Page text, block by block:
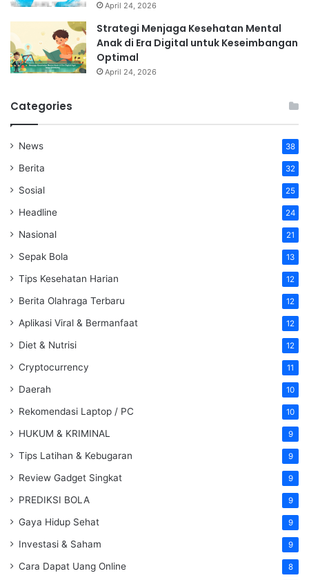
April 24, 2026
Strategi Menjaga Kesehatan Mental
Anak di Era Digital untuk Keseimbangan
Optimal
April 24, 2026
Categories
News 38
Berita 32
Sosial 25
Headline 24
Nasional 21
Sepak Bola 13
Tips Kesehatan Harian 12
Berita Olahraga Terbaru 12
Aplikasi Viral & Bermanfaat 12
Diet & Nutrisi 12
Cryptocurrency 11
Daerah 10
Rekomendasi Laptop / PC 10
HUKUM & KRIMINAL 9
Tips Latihan & Kebugaran 9
Review Gadget Singkat 9
PREDIKSI BOLA 9
Gaya Hidup Sehat 9
Investasi & Saham 9
Cara Dapat Uang Online 8